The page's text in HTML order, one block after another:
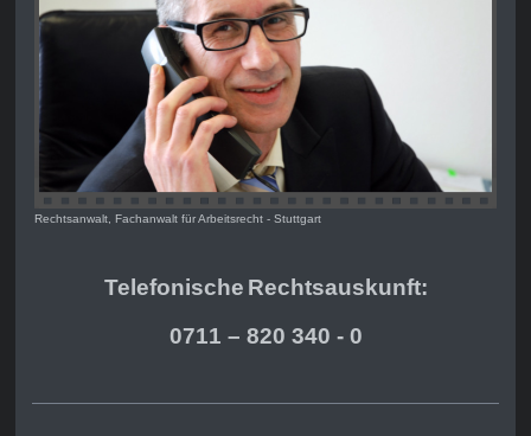
Rechtsanwalt, Fachanwalt für Arbeitsrecht - Stuttgart
Telefonische Rechtsauskunft:
0711 – 820 340 - 0